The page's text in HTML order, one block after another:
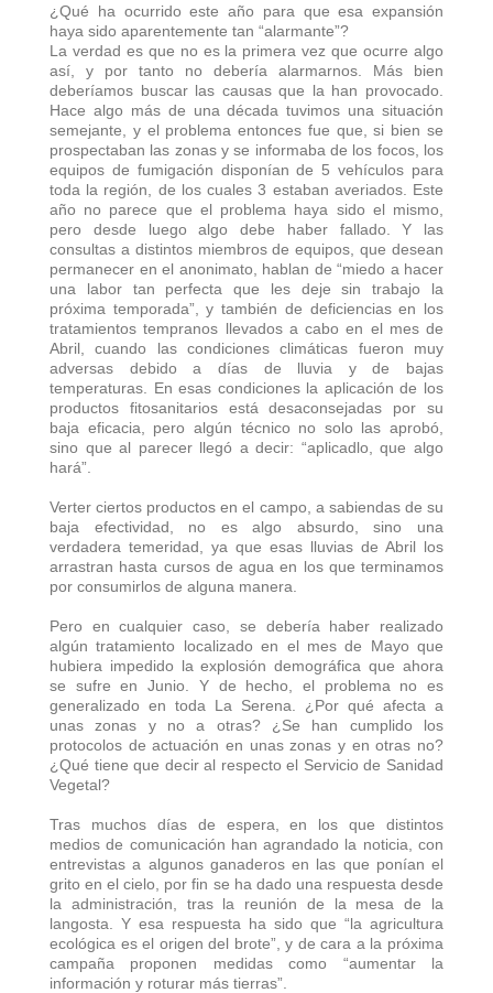
¿Qué ha ocurrido este año para que esa expansión
haya sido aparentemente tan “alarmante”?
La verdad es que no es la primera vez que ocurre algo
así, y por tanto no debería alarmarnos. Más bien
deberíamos buscar las causas que la han provocado.
Hace algo más de una década tuvimos una situación
semejante, y el problema entonces fue que, si bien se
prospectaban las zonas y se informaba de los focos, los
equipos de fumigación disponían de 5 vehículos para
toda la región, de los cuales 3 estaban averiados. Este
año no parece que el problema haya sido el mismo,
pero desde luego algo debe haber fallado. Y las
consultas a distintos miembros de equipos, que desean
permanecer en el anonimato, hablan de “miedo a hacer
una labor tan perfecta que les deje sin trabajo la
próxima temporada”, y también de deficiencias en los
tratamientos tempranos llevados a cabo en el mes de
Abril, cuando las condiciones climáticas fueron muy
adversas debido a días de lluvia y de bajas
temperaturas. En esas condiciones la aplicación de los
productos fitosanitarios está desaconsejadas por su
baja eficacia, pero algún técnico no solo las aprobó,
sino que al parecer llegó a decir: “aplicadlo, que algo
hará”.
Verter ciertos productos en el campo, a sabiendas de su
baja efectividad, no es algo absurdo, sino una
verdadera temeridad, ya que esas lluvias de Abril los
arrastran hasta cursos de agua en los que terminamos
por consumirlos de alguna manera.
Pero en cualquier caso, se debería haber realizado
algún tratamiento localizado en el mes de Mayo que
hubiera impedido la explosión demográfica que ahora
se sufre en Junio. Y de hecho, el problema no es
generalizado en toda La Serena. ¿Por qué afecta a
unas zonas y no a otras? ¿Se han cumplido los
protocolos de actuación en unas zonas y en otras no?
¿Qué tiene que decir al respecto el Servicio de Sanidad
Vegetal?
Tras muchos días de espera, en los que distintos
medios de comunicación han agrandado la noticia, con
entrevistas a algunos ganaderos en las que ponían el
grito en el cielo, por fin se ha dado una respuesta desde
la administración, tras la reunión de la mesa de la
langosta. Y esa respuesta ha sido que “la agricultura
ecológica es el origen del brote”, y de cara a la próxima
campaña proponen medidas como “aumentar la
información y roturar más tierras”.